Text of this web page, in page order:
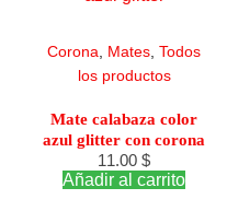
Corona Mates ,Todos
los productos
Mate calabaza color
azul glitter con corona
11.00$
Añadir al carrito